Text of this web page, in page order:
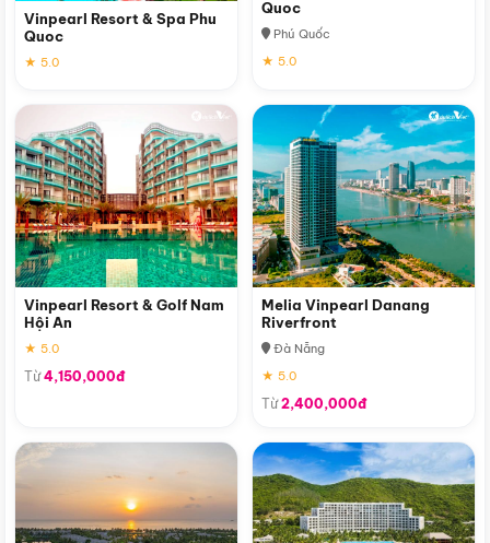
Vinpearl Resort & Spa Phu
Quoc
★ 5.0
Quoc
Phú Quốc
★ 5.0
Vinpearl Resort & Golf Nam
Hội An
★ 5.0
Từ4,150,000đ
Melia Vinpearl Danang
Riverfront
Đà Nẵng
★ 5.0
Từ2,400,000đ